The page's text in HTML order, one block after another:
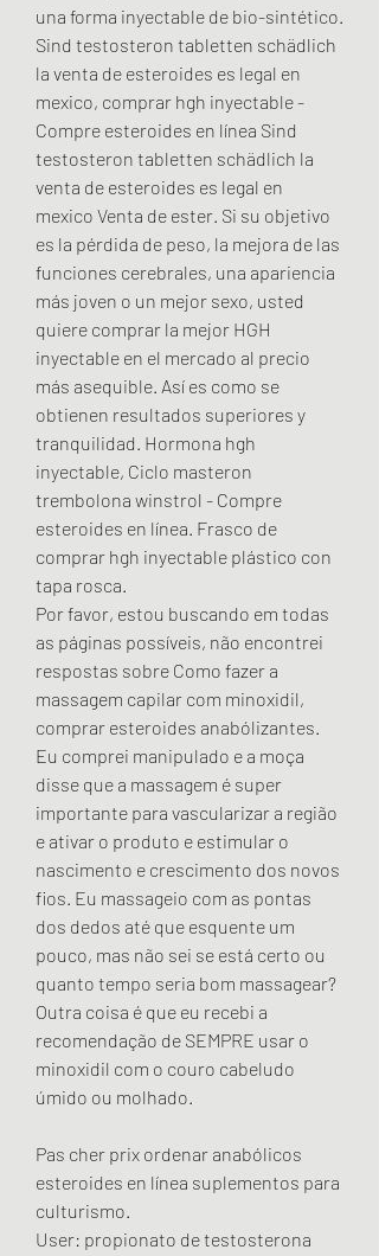
una forma inyectable de bio-sintético.
Sind testosteron tabletten schädlich
la venta de esteroides es legal en
mexico, comprar hgh inyectable -
Compre esteroides en línea Sind
testosteron tabletten schädlich la
venta de esteroides es legal en
mexico Venta de ester. Si su objetivo
es la pérdida de peso, la mejora de las
funciones cerebrales, una apariencia
más joven o un mejor sexo, usted
quiere comprar la mejor HGH
inyectable en el mercado al precio
más asequible. Así es como se
obtienen resultados superiores y
tranquilidad. Hormona hgh
inyectable, Ciclo masteron
trembolona winstrol - Compre
esteroides en línea. Frasco de
comprar hgh inyectable plástico con
tapa rosca.
Por favor, estou buscando em todas
as páginas possíveis, não encontrei
respostas sobre Como fazer a
massagem capilar com minoxidil,
comprar esteroides anabólizantes.
Eu comprei manipulado e a moça
disse que a massagem é super
importante para vascularizar a região
e ativar o produto e estimular o
nascimento e crescimento dos novos
fios. Eu massageio com as pontas
dos dedos até que esquente um
pouco, mas não sei se está certo ou
quanto tempo seria bom massagear?
Outra coisa é que eu recebi a
recomendação de SEMPRE usar o
minoxidil com o couro cabeludo
úmido ou molhado.
Pas cher prix ordenar anabólicos
esteroides en línea suplementos para
culturismo.
User: propionato de testosterona